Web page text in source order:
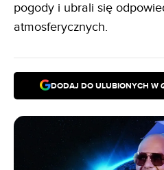
pogody i ubrali się
atmosferycznych.
DODAJ DO ULUBIONYCH W